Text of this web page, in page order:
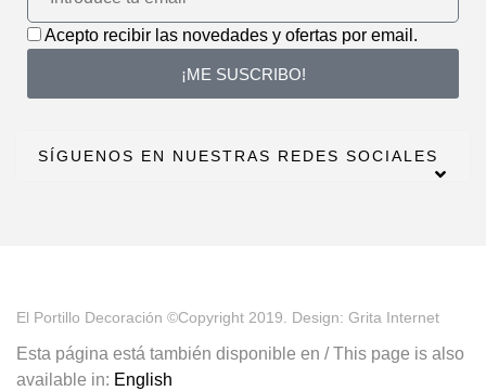
Acepto recibir las novedades y ofertas por email.
¡ME SUSCRIBO!
SÍGUENOS EN NUESTRAS REDES SOCIALES
El Portillo Decoración ©Copyright 2019. Design: Grita Internet
Esta página está también disponible en / This page is also
available in: English